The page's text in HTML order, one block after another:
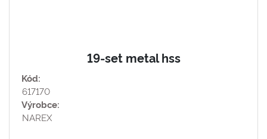
19-set metal hss
Kód:
617170
Výrobce:
NAREX